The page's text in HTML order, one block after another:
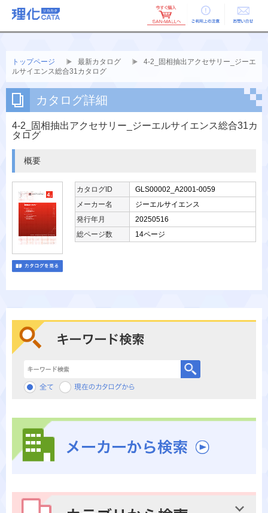
ご利用上の お問い合せ
トップページ 最新カタログ
4-2_固相抽出アクセサリー_ジーエ
ルサイエンス総合31カタログ
カタログ詳細
4-2_固相抽出アクセサリー_ジーエルサイエンス総合31カ
タログ
概要
カタログID
GLS00002_A2001-0059
メーカー名
ジーエルサイエンス
発行年月
20250516
総ページ数
14ページ
キーワード検索